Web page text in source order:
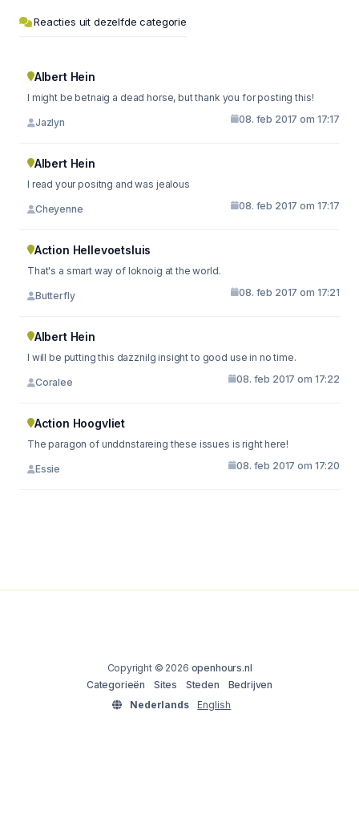
Reacties uit dezelfde categorie
Albert Hein
I might be betnaig a dead horse, but thank you for posting this!
Jazlyn 08. feb 2017 om 17:17
Albert Hein
I read your positng and was jealous
Cheyenne 08. feb 2017 om 17:17
Action Hellevoetsluis
That's a smart way of loknoig at the world.
Butterfly 08. feb 2017 om 17:21
Albert Hein
I will be putting this dazznilg insight to good use in no time.
Coralee 08. feb 2017 om 17:22
Action Hoogvliet
The paragon of unddnstareing these issues is right here!
Essie 08. feb 2017 om 17:20
Copyright © 2026 openhours.nl
Categorieën
Sites Steden
Bedrijven
Nederlands
English